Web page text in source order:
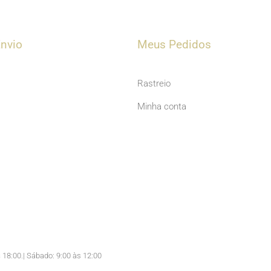
Meus Pedidos
Rastreio
Minha conta
Sábado: 9:00 às 12:00